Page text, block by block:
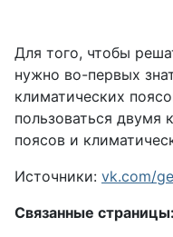
Для того, чтобы
нужно во-первых
климатических
пользоваться двумя
поясов и
Источники: vk.com/
Связанные страницы: